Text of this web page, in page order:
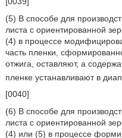
(5) В способе для
листа с ориентированной
(4) в процессе
часть пленки,
отжига, оставляют, а
пленке устанавливают в
[0040]
(6) В способе для
листа с ориентированной
(4) или (5) в процессе